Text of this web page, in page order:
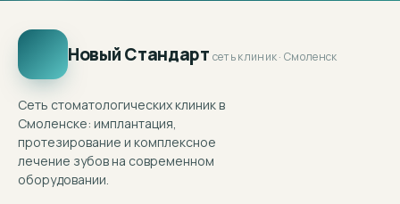
Новый Стандарт сеть клиник · Смоленск
Сеть стоматологических клиник в
Смоленске: имплантация,
протезирование и комплексное
лечение зубов на современном
оборудовании.